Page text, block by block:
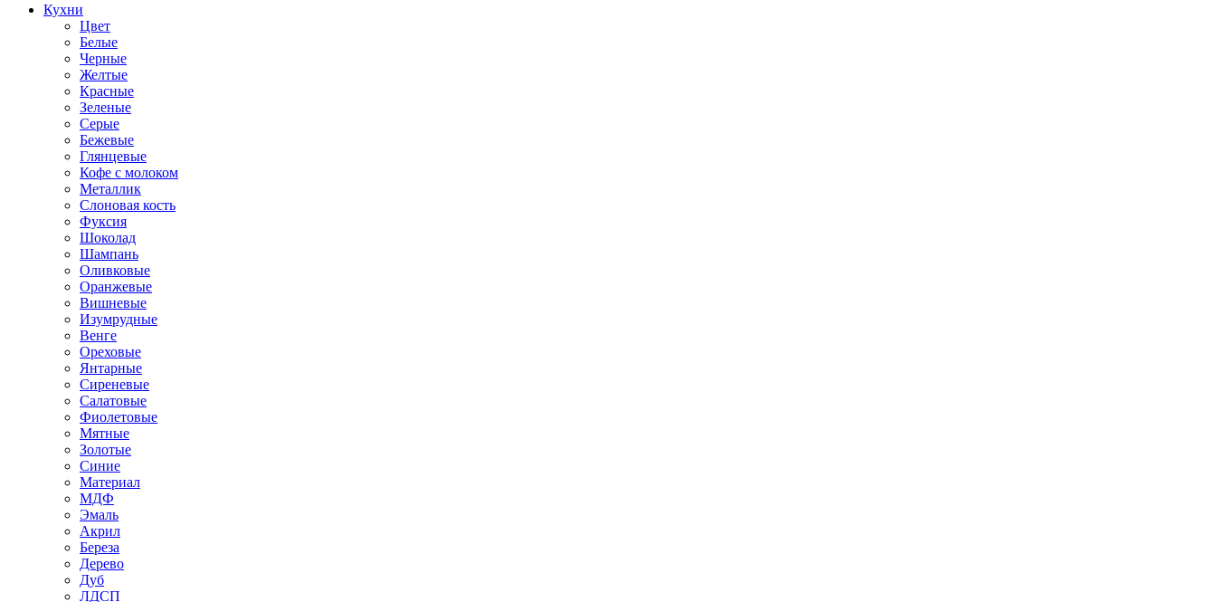
Кухни
Цвет
Белые
Черные
Желтые
Красные
Зеленые
Серые
Бежевые
Глянцевые
Кофе с молоком
Металлик
Слоновая кость
Фуксия
Шоколад
Шампань
Оливковые
Оранжевые
Вишневые
Изумрудные
Венге
Ореховые
Янтарные
Сиреневые
Салатовые
Фиолетовые
Мятные
Золотые
Синие
Материал
МДФ
Эмаль
Акрил
Береза
Дерево
Дуб
ЛДСП